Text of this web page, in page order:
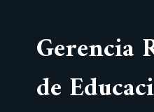
Gerencia
de